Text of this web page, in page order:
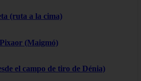
(ruta a la cima)
(Maigmó)
el campo de tiro de Dénia)